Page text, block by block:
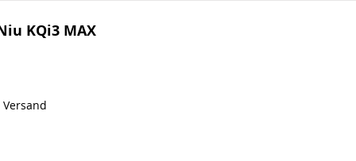
KQi3 MAX
Versand